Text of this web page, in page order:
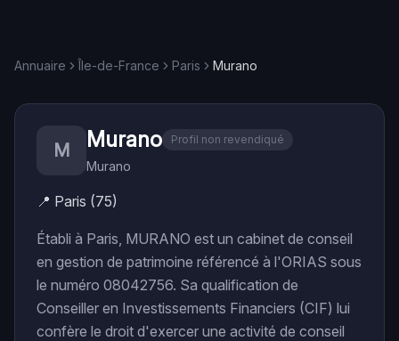
Annuaire Île-de-France Paris Murano
M Murano Profil non revendiqué
Murano
📍 Paris (75)
Établi à Paris, MURANO est un cabinet de conseil
en gestion de patrimoine référencé à l'ORIAS sous
le numéro 08042756. Sa qualification de
Conseiller en Investissements Financiers (CIF) lui
confère le droit d'exercer une activité de conseil